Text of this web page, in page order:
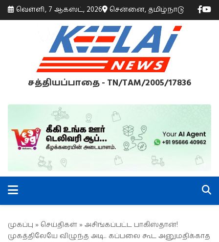
வெள்ளி, 7 ஆகஸ்ட், 2026 சென்னை, தமிழ்நாடு
சத்தியப்பாதை - TN/TAM/2005/17836
முகப்பு » செய்திகள் » அசிங்கப்பட்ட பாகிஸ்தான்!
முகத்திலேயே விழுந்த அடி.. கப்பலை கூட அனுமதிக்காத